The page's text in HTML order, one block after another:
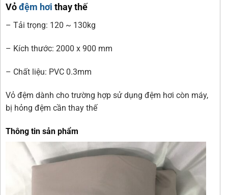
Vỏđệm hơi thay thế
– Tải trọng: 120 ~ 130kg
– Kích thước: 2000 x 900 mm
– Chất liệu: PVC 0.3mm
Vỏ đệm dành cho trường hợp sử dụng đệm hơi còn máy,
bị hỏng đệm cần thay thế
Thông tin sản phẩm